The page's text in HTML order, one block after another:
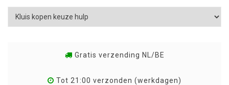
Gratis verzending NL/BE
Tot 21:00 verzonden (werkdagen)